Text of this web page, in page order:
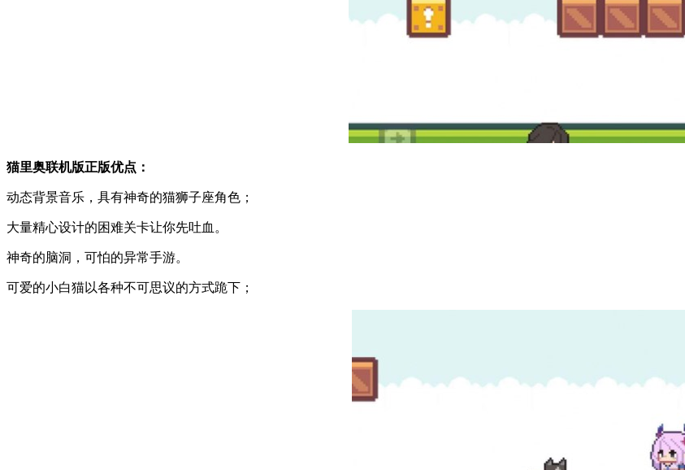
猫里奥联机版正版优点：
动态背景音乐，具有神奇的猫狮子座角色；
大量精心设计的困难关卡让你先吐血。
神奇的脑洞，可怕的异常手游。
可爱的小白猫以各种不可思议的方式跪下；